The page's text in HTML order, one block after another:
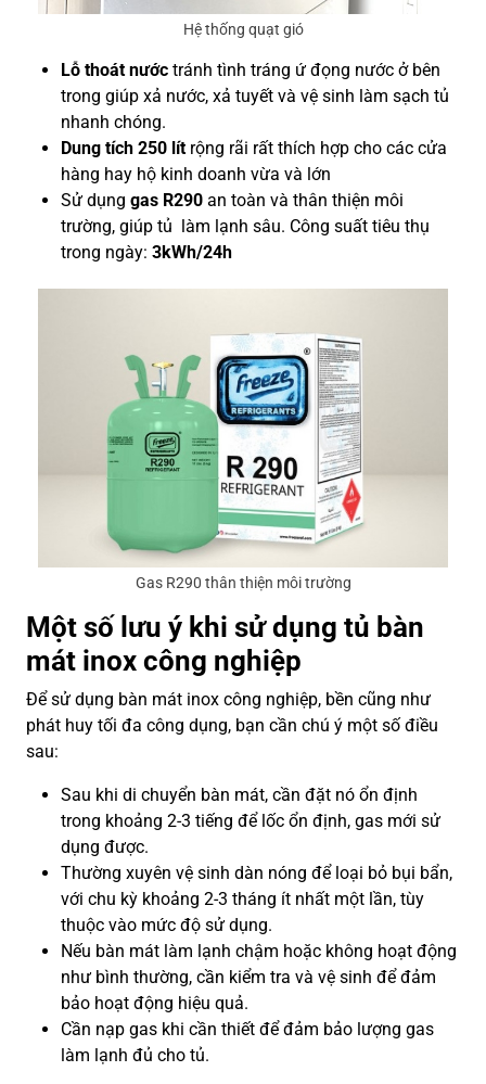
Hệ thống quạt gió
Lỗ thoát nước tránh tình tráng ứ đọng nước ở bên
trong giúp xả nước, xả tuyết và vệ sinh làm sạch tủ
nhanh chóng.
Dung tích 250 lítrộng rãi rất thích hợp cho các cửa
hàng hay hộ kinh doanh vừa và lớn
Sử dụng gas R290 an toàn và thân thiện môi
trường, giúp tủ làm lạnh sâu. Công suất tiêu thụ
trong ngày: 3kWh/24h
Gas R290 thân thiện môi trường
Một số lưu ý khi sử dụng tủ bàn
mát inox công nghiệp
Để sử dụng bàn mát inox công nghiệp, bền cũng như
phát huy tối đa công dụng, bạn cần chú ý một số điều
sau:
Sau khi di chuyển bàn mát, cần đặt nó ổn định
trong khoảng 2-3 tiếng để lốc ổn định, gas mới sử
dụng được.
Thường xuyên vệ sinh dàn nóng để loại bỏ bụi bẩn,
với chu kỳ khoảng 2-3 tháng ít nhất một lần, tùy
thuộc vào mức độ sử dụng.
Nếu bàn mát làm lạnh chậm hoặc không hoạt động
như bình thường, cần kiểm tra và vệ sinh để đảm
bảo hoạt động hiệu quả.
Cần nạp gas khi cần thiết để đảm bảo lượng gas
làm lạnh đủ cho tủ.